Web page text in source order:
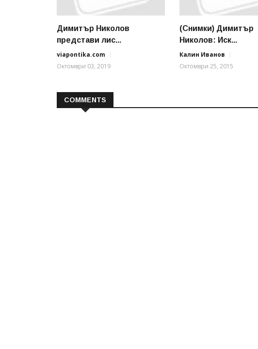
Димитър Николов
представи лис...
viapontika.com
Октомври 03, 2019
(Снимки) Димитър
Николов: Иск...
Калин Иванов
Октомври 25, 2015
COMMENTS